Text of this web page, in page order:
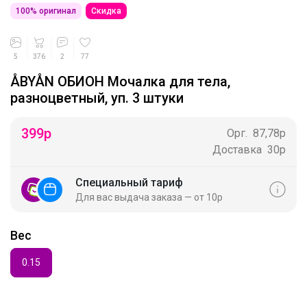
100% оригинал Скидка
5 376 2 77
ÅBYÅN ОБИОН Мочалка для тела,
разноцветный, уп. 3 штуки
399р Орг. 87,78р
Доставка 30р
Специальный тариф
Для вас выдача заказа — от 10р
Вес
0.15